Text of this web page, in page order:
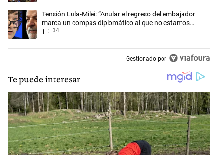
Un artículo de tendencia con el título "Tensión Lula-Milei: “Anular el
Tensión Lula-Milei: “Anular el regreso del embajador
marca un compás diplomático al que no estamos
acostumbrados"
34
Gestionado por